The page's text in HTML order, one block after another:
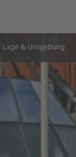
Lage & Umgebung